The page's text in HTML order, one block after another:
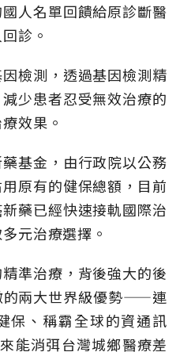
人名單回饋給原診斷醫
診。
檢測，透過基因檢測精
少患者忍受無效治療的
效果。
基金，由行政院以公務
原有的健保總額，目前
藥已經快速接軌國際治
元治療選擇。
準治療，背後強大的後
的兩大世界級優勢——連
保、稱霸全球的資通訊
能消弭台灣城鄉醫療差